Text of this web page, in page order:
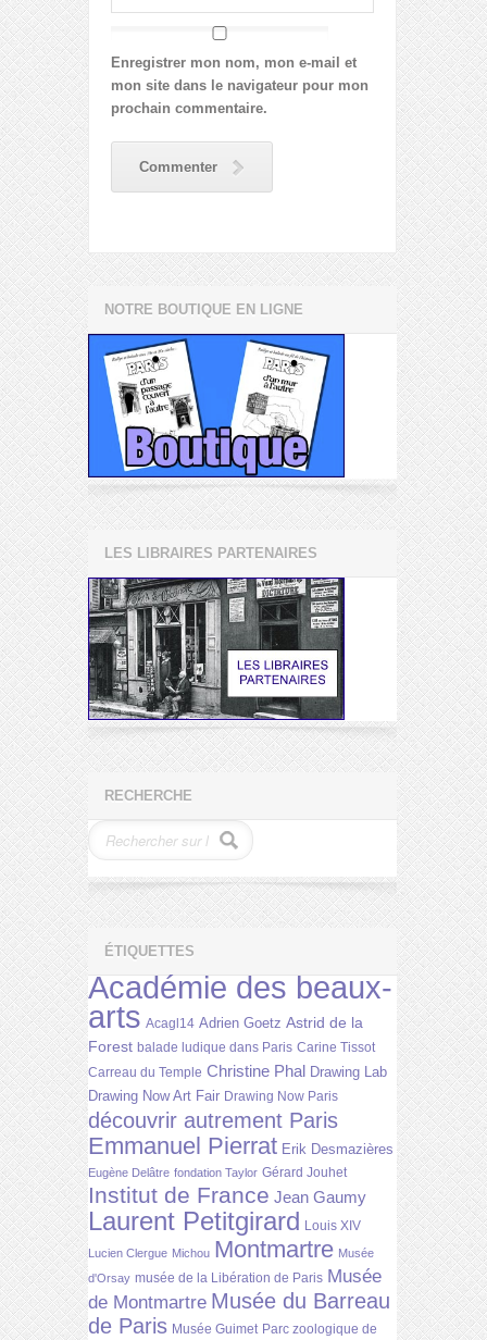
Enregistrer mon nom, mon e-mail et
mon site dans le navigateur pour mon
prochain commentaire.
Commenter
NOTRE BOUTIQUE EN LIGNE
LES LIBRAIRES PARTENAIRES
RECHERCHE
ÉTIQUETTES
Académie des beaux-
arts Acagl14 Adrien Goetz Astrid de la
Forest balade ludique dans Paris Carine Tissot
Carreau du Temple Christine Phal Drawing Lab
Drawing Now Art Fair Drawing Now Paris
découvrir autrement Paris
Emmanuel Pierrat Erik Desmazières
Eugène Delâtre fondation Taylor Gérard Jouhet
Institut de France Jean Gaumy
Laurent Petitgirard Louis XIV
Lucien Clergue Michou Montmartre Musée
d'Orsay musée de la Libération de Paris Musée
de Montmartre Musée du Barreau
de Paris Musée Guimet Parc zoologique de